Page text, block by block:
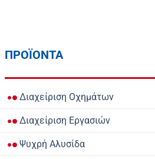
ΠΡΟΪΟΝΤΑ
Διαχείριση Οχημάτων
Διαχείριση Εργασιών
Ψυχρή Αλυσίδα